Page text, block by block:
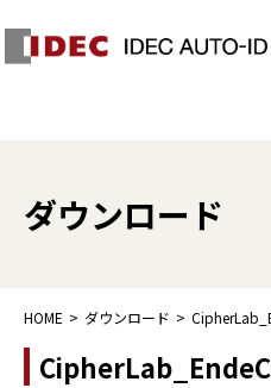
ダウンロード
HOME ダウンロード